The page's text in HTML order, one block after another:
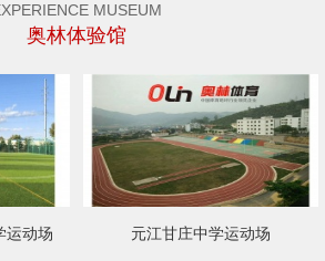
MUSEUM
奥林体验馆
运动场 元江甘庄中学运动场